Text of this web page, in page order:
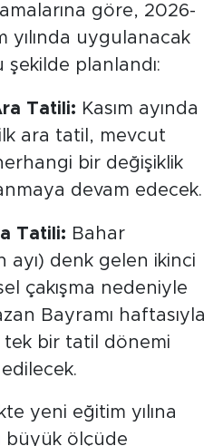
göre, 2026-
uygulanacak
planlandı:
Tatili: Kasım ayında
ara tatil, mevcut
bir değişiklik
devam edecek.
Tatili: Bahar
ayı) denk gelen ikinci
çakışma nedeniyle
Bayramı haftasıyla
tek bir tatil dönemi
yeni eğitim yılına
büyük ölçüde